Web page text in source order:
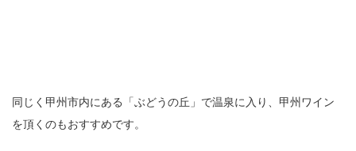
同じく甲州市内にある「ぶどうの丘」で温泉に入り、甲州ワイン
を頂くのもおすすめです。